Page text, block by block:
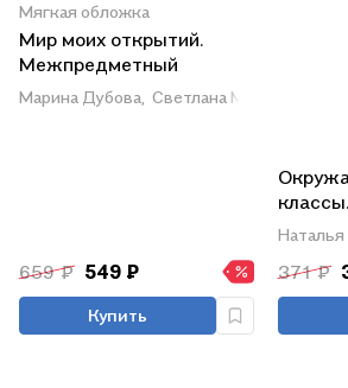
Мягкая обложка
Мир моих открытий.
Межпредметный
факультативный курс. 2
класс. Рабочая тетрадь.
Марина Дубова, Светлана Маслова
659 ₽ 549 ₽
Купить
371 ₽